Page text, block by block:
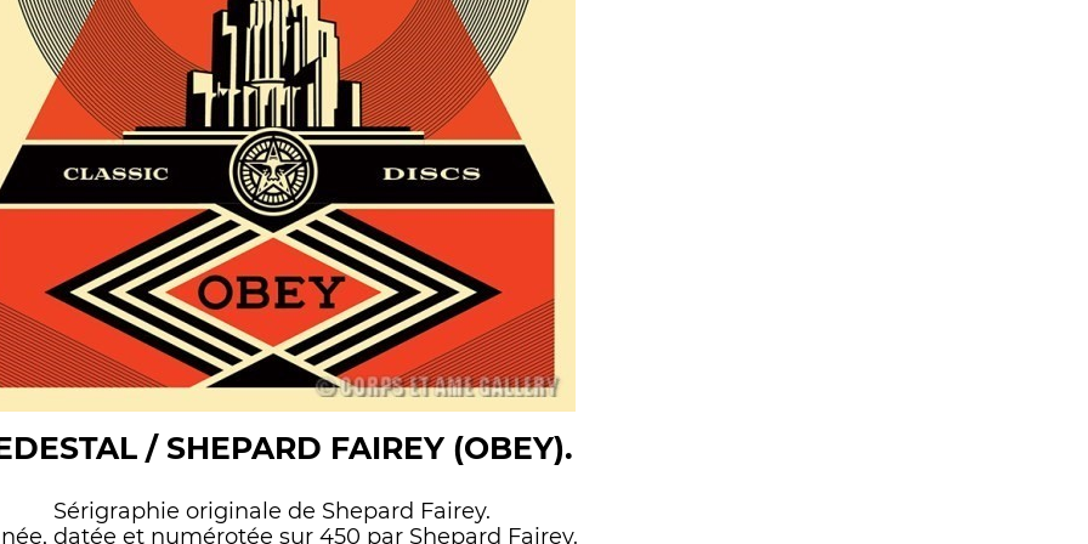
/ SHEPARD FAIREY (OBEY).
Sérigraphie originale de Shepard Fairey.
datée et numérotée sur 450 par Shepard Fairey.